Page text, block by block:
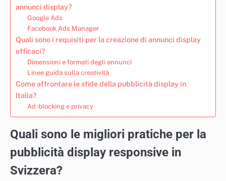
annunci display?
Google Ads
Facebook Ads Manager
Quali sono i requisiti per la creazione di annunci display
efficaci?
Dimensioni e formati degli annunci
Linee guida sulla creatività
Come affrontare le sfide della pubblicità display in
Italia?
Ad-blocking e privacy
Quali sono le migliori pratiche per la
pubblicità display responsive in
Svizzera?